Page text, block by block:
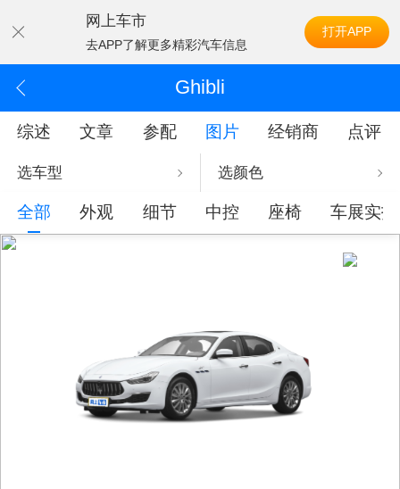
网上车市
去APP了解更多精彩汽车信息
打开APP
Ghibli
综述 文章 参配 图片 经销商 点评
选车型 选颜色
全部 外观 细节 中控 座椅 车展实拍